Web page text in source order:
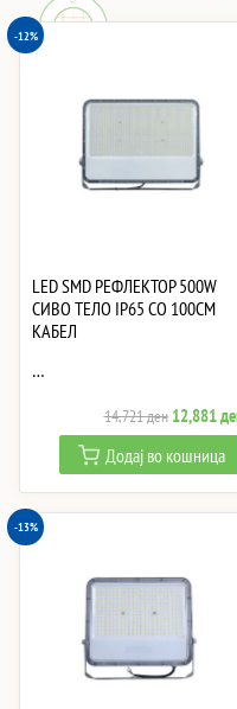
-12%
LED SMD РЕФЛЕКТОР 500W
СИВО ТЕЛО IP65 СО 100CM
КАБЕЛ
…
14,721ден Original
price
was:
14,721
12,881
Додај во кошница
-13%